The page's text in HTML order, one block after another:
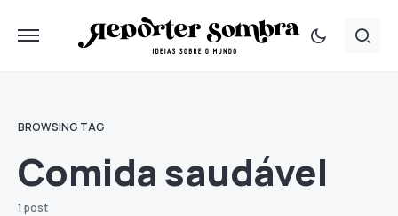
BROWSING TAG
Comida saudável
1 post